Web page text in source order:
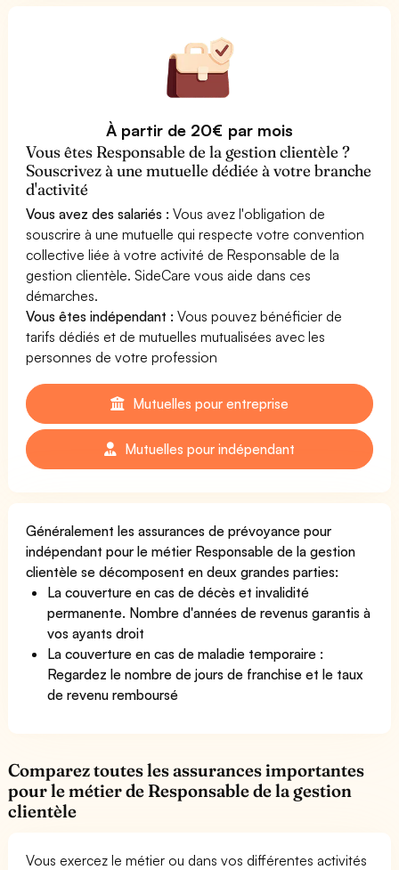
À partir de 20€ par mois
Vous êtes Responsable de la gestion clientèle ?
Souscrivez à une mutuelle dédiée à votre branche
d'activité
Vous avez des salariés : Vous avez l'obligation de
souscrire à une mutuelle qui respecte votre convention
collective liée à votre activité de Responsable de la
gestion clientèle. SideCare vous aide dans ces
démarches.
Vous êtes indépendant : Vous pouvez bénéficier de
tarifs dédiés et de mutuelles mutualisées avec les
personnes de votre profession
Mutuelles pour entreprise
Mutuelles pour indépendant
Généralement les assurances de prévoyance pour
indépendant pour le métier Responsable de la gestion
clientèle se décomposent en deux grandes parties:
La couverture en cas de décès et invalidité
permanente. Nombre d'années de revenus garantis à
vos ayants droit
La couverture en cas de maladie temporaire :
Regardez le nombre de jours de franchise et le taux
de revenu remboursé
Comparez toutes les assurances importantes
pour le métier de Responsable de la gestion
clientèle
Vous exercez le métier ou dans vos différentes activités